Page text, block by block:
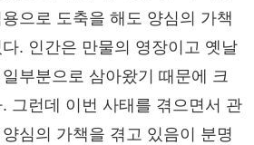
으로 도축을 해도 양심의 가책
. 인간은 만물의 영장이고 옛날
부분으로 삼아왔기 때문에 크
그런데 이번 사태를 겪으면서 관
심의 가책을 겪고 있음이 분명